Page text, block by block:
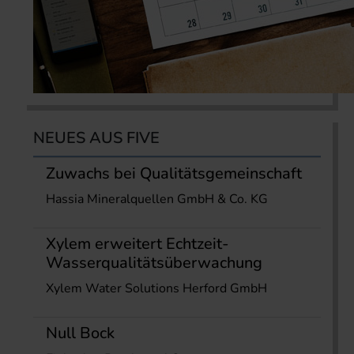
NEUES AUS FIVE
Zuwachs bei Qualitätsgemeinschaft
Hassia Mineralquellen GmbH & Co. KG
Xylem erweitert Echtzeit-
Wasserqualitätsüberwachung
Xylem Water Solutions Herford GmbH
Null Bock